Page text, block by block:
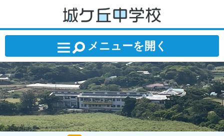
城ケ丘中学校
メニューを開く